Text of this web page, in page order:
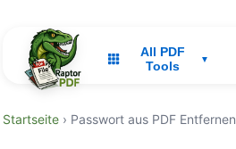
All PDF
Tools
▼
Startseite › Passwort aus PDF Entfernen